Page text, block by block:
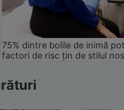
75% dintre bolile de inimă
factori de risc țin de stilul